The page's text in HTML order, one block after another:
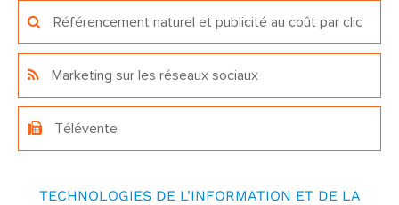
Référencement naturel et publicité au coût par clic
Marketing sur les réseaux sociaux
Télévente
TECHNOLOGIES DE L'INFORMATION ET DE LA